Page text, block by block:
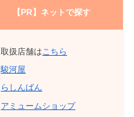
【PR】 ネットで探す
取扱店舗は こちら
駿河屋
らしんばん
アミュームショップ